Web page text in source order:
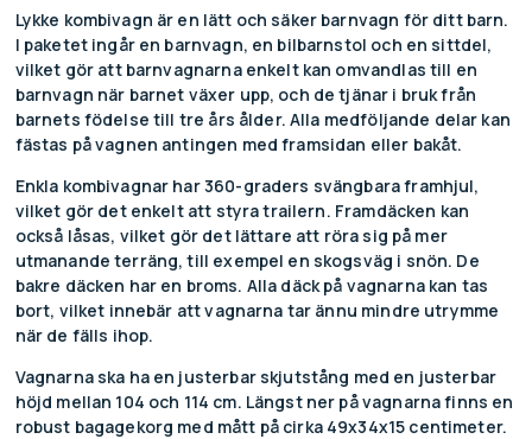
Lykke kombivagn är en lätt och säker barnvagn för ditt barn.
I paketet ingår en barnvagn, en bilbarnstol och en sittdel,
vilket gör att barnvagnarna enkelt kan omvandlas till en
barnvagn när barnet växer upp, och de tjänar i bruk från
barnets födelse till tre års ålder. Alla medföljande delar kan
fästas på vagnen antingen med framsidan eller bakåt.
Enkla kombivagnar har 360-graders svängbara framhjul,
vilket gör det enkelt att styra trailern. Framdäcken kan
också låsas, vilket gör det lättare att röra sig på mer
utmanande terräng, till exempel en skogsväg i snön. De
bakre däcken har en broms. Alla däck på vagnarna kan tas
bort, vilket innebär att vagnarna tar ännu mindre utrymme
när de fälls ihop.
Vagnarna ska ha en justerbar skjutstång med en justerbar
höjd mellan 104 och 114 cm. Längst ner på vagnarna finns en
robust bagagekorg med mått på cirka 49x34x15 centimeter.